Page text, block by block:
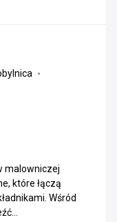
malowniczej
które łączą
Wśród